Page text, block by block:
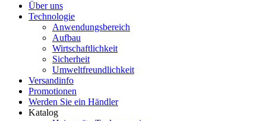
Über uns
Technologie
Anwendungsbereich
Aufbau
Wirtschaftlichkeit
Sicherheit
Umweltfreundlichkeit
Versandinfo
Promotionen
Werden Sie ein Händler
Katalog